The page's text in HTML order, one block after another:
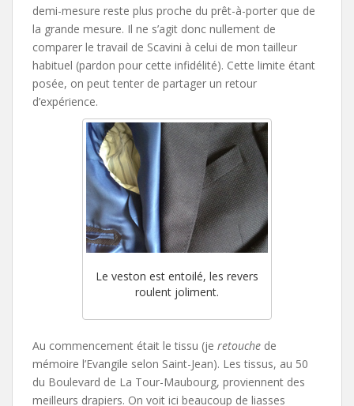
demi-mesure reste plus proche du prêt-à-porter que de
la grande mesure. Il ne s’agit donc nullement de
comparer le travail de Scavini à celui de mon tailleur
habituel (pardon pour cette infidélité). Cette limite étant
posée, on peut tenter de partager un retour
d’expérience.
Le veston est entoilé, les revers
roulent joliment.
Au commencement était le tissu (je retouche de
mémoire l’Evangile selon Saint-Jean). Les tissus, au 50
du Boulevard de La Tour-Maubourg, proviennent des
meilleurs drapiers. On voit ici beaucoup de liasses